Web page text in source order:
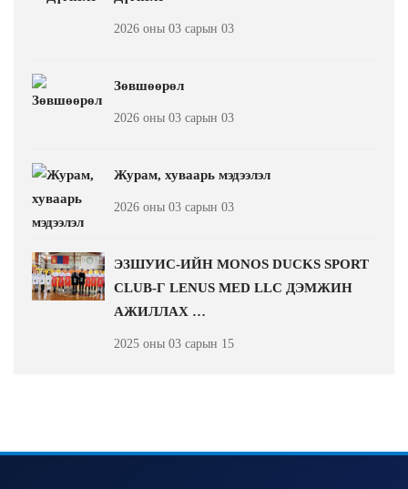
2026 оны 03 сарын 03
Зөвшөөрөл
2026 оны 03 сарын 03
Журам, хуваарь мэдээлэл
2026 оны 03 сарын 03
ЭЗШУИС-ИЙН MONOS DUCKS SPORT
CLUB-Г LENUS MED LLC ДЭМЖИН
АЖИЛЛАХ …
2025 оны 03 сарын 15